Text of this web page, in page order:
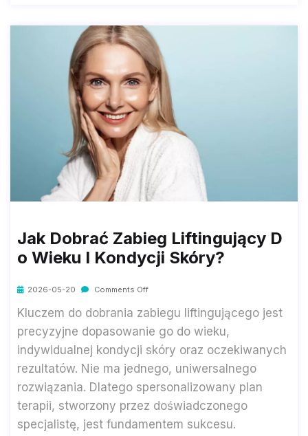
Jak Dobrać Zabieg Liftingujący D
O Wieku I Kondycji Skóry?
2026-05-20 Comments Off
Kluczem do dobrania zabiegu liftingującego jest
precyzyjne dopasowanie go do wieku,
indywidualnej kondycji skóry oraz oczekiwanych
rezultatów. Nie ma jednego, uniwersalnego
rozwiązania. Dlatego spersonalizowany plan
terapii, stworzony przez doświadczonego
specjalistę, jest fundamentem sukcesu.